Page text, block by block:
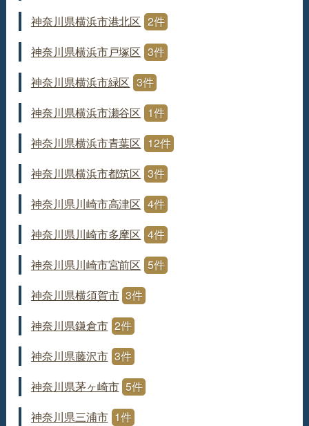
神奈川県横浜市港北区 2件
神奈川県横浜市戸塚区 3件
神奈川県横浜市緑区 3件
神奈川県横浜市瀬谷区 1件
神奈川県横浜市青葉区 12件
神奈川県横浜市都筑区 3件
神奈川県川崎市高津区 4件
神奈川県川崎市多摩区 4件
神奈川県川崎市宮前区 5件
神奈川県横須賀市 3件
神奈川県鎌倉市 2件
神奈川県藤沢市 3件
神奈川県茅ヶ崎市 5件
神奈川県三浦市 1件